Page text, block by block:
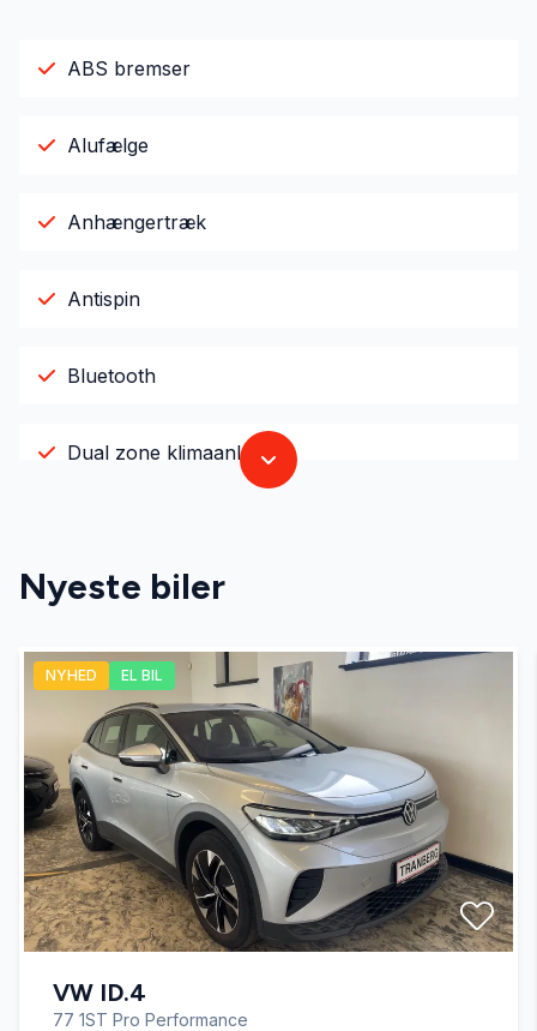
ABS bremser
Alufælge
Anhængertræk
Antispin
Bluetooth
Dual zone klimaanlæg
El-spejle med varme
Fartpilot
Fjernbetjent centrallås
Isofix
Læderrat
Parkeringssensor bagved
Nyeste biler
NYHED EL BIL
VW ID.4
77 1ST Pro Performance